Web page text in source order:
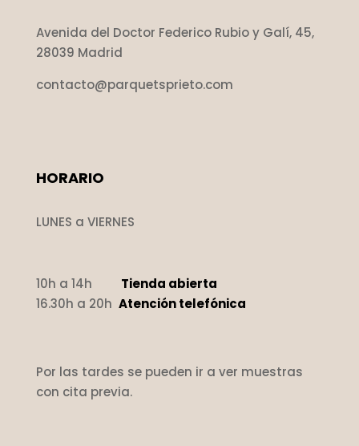
Avenida del Doctor Federico Rubio y Galí, 45,
28039 Madrid
contacto@parquetsprieto.com
HORARIO
LUNES a VIERNES
10h a 14h Tienda abierta
16.30h a 20h Atención telefónica
Por las tardes se pueden ir a ver muestras
con cita previa.